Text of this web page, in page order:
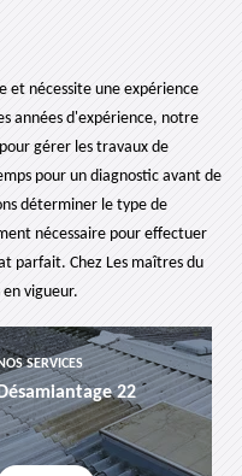
et nécessite une expérience
années d'expérience, notre
gérer les travaux de
pour un diagnostic avant de
déterminer le type de
nécessaire pour effectuer
parfait. Chez Les maîtres du
vigueur.
NOS SERVICES
etancheite de